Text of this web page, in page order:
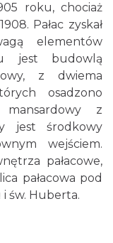
roku, chociaż
Pałac zyskał
elementów
jest budowlą
z dwiema
osadzono
z
jest środkowy
wejściem.
pałacowe,
pałacowa pod
i św. Huberta.